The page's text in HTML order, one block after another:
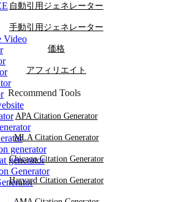
Video
generator
generator
Generator
自動引用ジェネレーター
手動引用ジェネレーター
価格
アフィリエイト
Recommend Tools
APA Citation Generator
MLA Citation Generator
Chicago Citation Generator
Harvard Citation Generator